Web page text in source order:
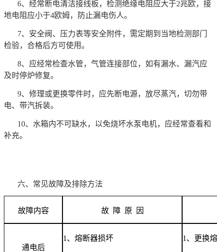
6、经常断电清洁接线板，检测绝缘电阻应大于2兆欧，接
地电阻应小于4欧姆，防止漏电伤人。
7、安全阀、压力表等安全附件，需定期到当地检测部门
检验，合格后方可使用。
8、应经常检查水管，气管连接部位，如有漏水、漏汽应
及时停炉修复。
9、修理或更换零件时，应先断电源，放尽蒸汽，切勿带
电、带汽拆装。
10、水箱内不可缺水，以免烧坏水泵电机，应经常查看和
补充。
六、常见故障及排除方法
故障内容 故 障 原 因
通电后
1 、熔断器损坏 1 、更换